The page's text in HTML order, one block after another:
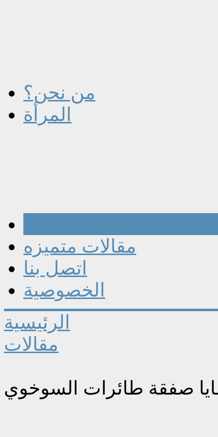
من نحن؟
المرأة
مقالات متميزه
اتصل بنا
الخصوصية
الرئيسية
مقالات
صفقة طائرات السوخوي